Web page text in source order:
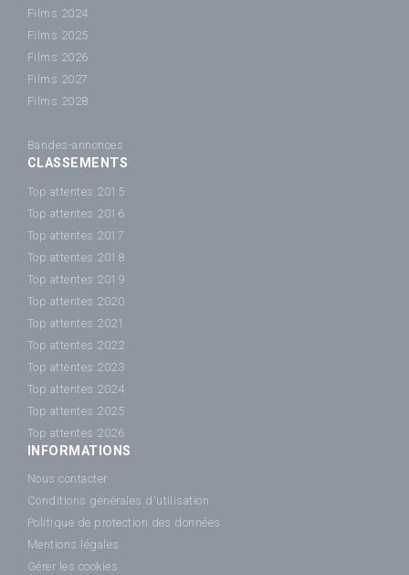
Films 2024
Films 2025
Films 2026
Films 2027
Films 2028
Bandes-annonces
CLASSEMENTS
Top attentes 2015
Top attentes 2016
Top attentes 2017
Top attentes 2018
Top attentes 2019
Top attentes 2020
Top attentes 2021
Top attentes 2022
Top attentes 2023
Top attentes 2024
Top attentes 2025
Top attentes 2026
INFORMATIONS
Nous contacter
Conditions générales d'utilisation
Politique de protection des données
Mentions légales
Gérer les cookies